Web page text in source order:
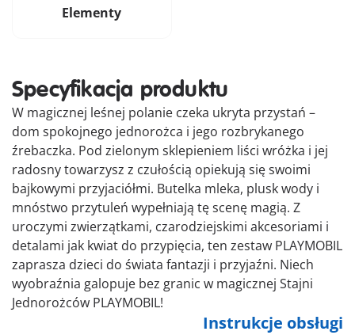
Elementy
Specyfikacja produktu
W magicznej leśnej polanie czeka ukryta przystań –
dom spokojnego jednorożca i jego rozbrykanego
źrebaczka. Pod zielonym sklepieniem liści wróżka i jej
radosny towarzysz z czułością opiekują się swoimi
bajkowymi przyjaciółmi. Butelka mleka, plusk wody i
mnóstwo przytuleń wypełniają tę scenę magią. Z
uroczymi zwierzątkami, czarodziejskimi akcesoriami i
detalami jak kwiat do przypięcia, ten zestaw PLAYMOBIL
zaprasza dzieci do świata fantazji i przyjaźni. Niech
wyobraźnia galopuje bez granic w magicznej Stajni
Jednorożców PLAYMOBIL!
Instrukcje obsługi